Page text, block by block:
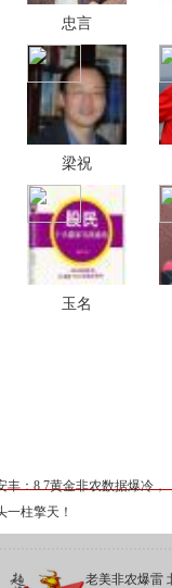
忠言
梁祝
玉名
丰：8.7黄金非农数据爆冷，
一柱擎天！
老美非农爆雷